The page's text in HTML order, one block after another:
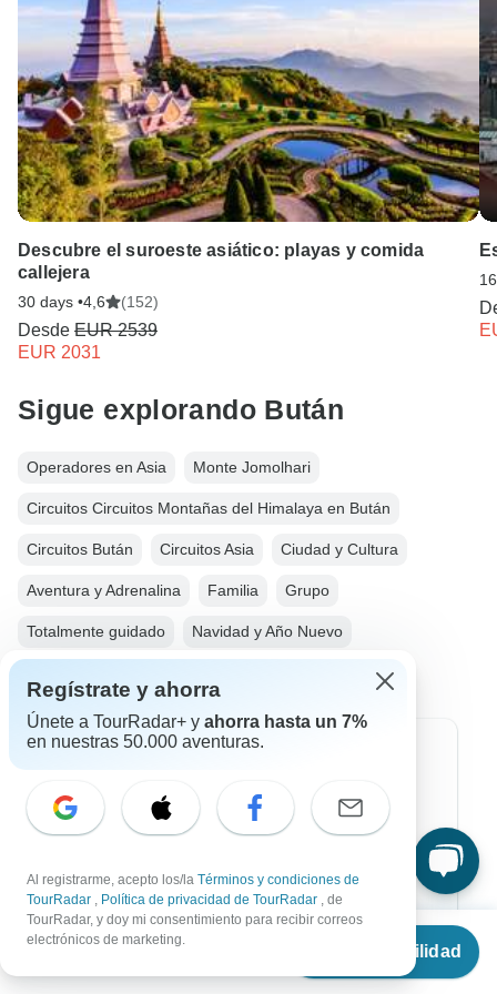
Desde
Ver disponibilidad
Descubre el suroeste asiático: playas y comida
callejera
30 days •4,6 (152)
Desde EUR 2539
EUR 2031
Sigue explorando Bután
Operadores en Asia Monte Jomolhari
Circuitos Circuitos Montañas del Himalaya en Bután
Circuitos Bután Circuitos Asia Ciudad y Cultura
Aventura y Adrenalina Familia Grupo
Totalmente guidado Navidad y Año Nuevo
África
Australia / Oceanía
Europa
Latin América
Regístrate y ahorra
Únete a TourRadar+ y ahorra hasta un 7%
en nuestras 50.000 aventuras.
Al registrarme, acepto los/la Términos y condiciones de
TourRadar , Política de privacidad de TourRadar , de
TourRadar, y doy mi consentimiento para recibir correos
electrónicos de marketing.